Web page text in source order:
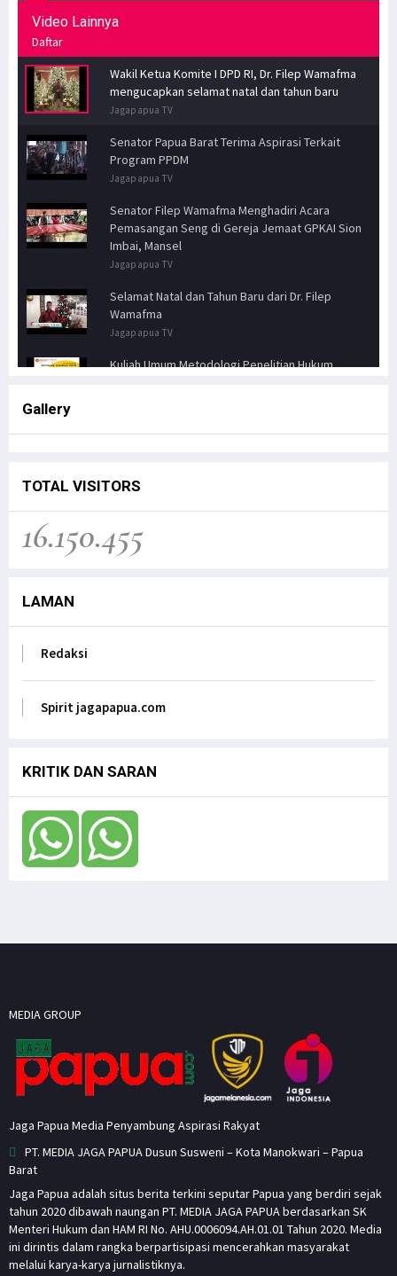
Video Lainnya
Daftar
Wakil Ketua Komite I DPD RI, Dr. Filep Wamafma
mengucapkan selamat natal dan tahun baru
Jagapapua TV
Senator Papua Barat Terima Aspirasi Terkait
Program PPDM
Jagapapua TV
Senator Filep Wamafma Menghadiri Acara
Pemasangan Seng di Gereja Jemaat GPKAI Sion
Imbai, Mansel
Jagapapua TV
Selamat Natal dan Tahun Baru dari Dr. Filep
Wamafma
Jagapapua TV
Kuliah Umum Metodologi Penelitian Hukum
Jagapapua TV
Kunjungan Kerja Anggota DPD RI, Filep
Wamafma, ke Manokwari Selatan, Fokus pada
Sarana Pendidikan.
ASN, Ungkap DR. Filep Wamafma pada Mendagri
di DPD RI
Gallery
TOTAL VISITORS
16.150.455
LAMAN
Redaksi
Spirit jagapapua.com
KRITIK DAN SARAN
MEDIA GROUP
Jaga Papua Media Penyambung Aspirasi Rakyat
PT. MEDIA JAGA PAPUA Dusun Susweni – Kota Manokwari – Papua
Barat
Jaga Papua adalah situs berita terkini seputar Papua yang berdiri sejak
tahun 2020 dibawah naungan PT. MEDIA JAGA PAPUA berdasarkan SK
Menteri Hukum dan HAM RI No. AHU.0006094.AH.01.01 Tahun 2020. Media
ini dirintis dalam rangka berpartisipasi mencerahkan masyarakat
melalui karya-karya jurnalistiknya.